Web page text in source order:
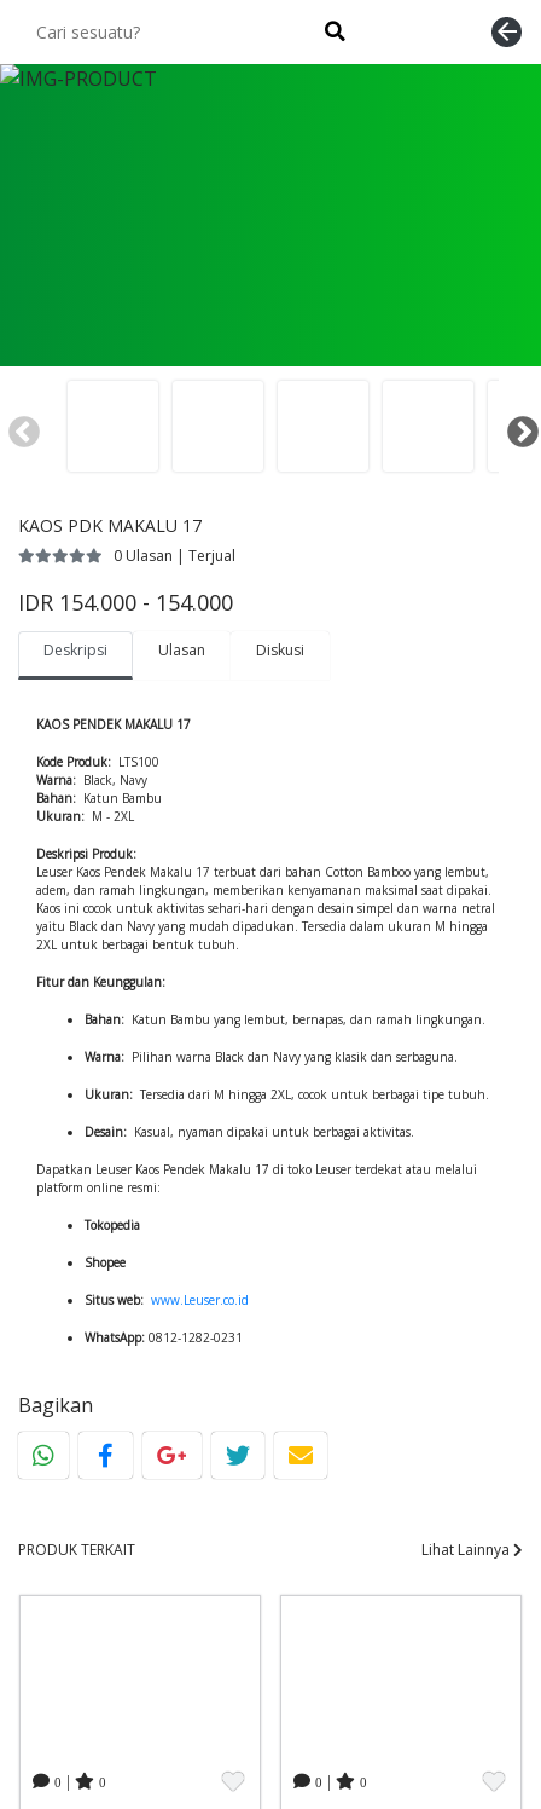
arrow_back
KAOS PDK MAKALU 17
0 Ulasan | Terjual
IDR 154.000 - 154.000
Deskripsi Ulasan Diskusi
KAOS PENDEK MAKALU 17
Kode Produk: LTS100
Warna: Black, Navy
Bahan: Katun Bambu
Ukuran: M - 2XL
Deskripsi Produk:
Leuser Kaos Pendek Makalu 17 terbuat dari bahan Cotton Bamboo yang lembut,
adem, dan ramah lingkungan, memberikan kenyamanan maksimal saat dipakai.
Kaos ini cocok untuk aktivitas sehari-hari dengan desain simpel dan warna netral
yaitu Black dan Navy yang mudah dipadukan. Tersedia dalam ukuran M hingga
2XL untuk berbagai bentuk tubuh.
Fitur dan Keunggulan:
Bahan: Katun Bambu yang lembut, bernapas, dan ramah lingkungan.
Warna: Pilihan warna Black dan Navy yang klasik dan serbaguna.
Ukuran: Tersedia dari M hingga 2XL, cocok untuk berbagai tipe tubuh.
Desain: Kasual, nyaman dipakai untuk berbagai aktivitas.
Dapatkan Leuser Kaos Pendek Makalu 17 di toko Leuser terdekat atau melalui
platform online resmi:
Tokopedia
Shopee
Situs web: www.Leuser.co.id
WhatsApp: 0812-1282-0231
Bagikan
PRODUK TERKAIT Lihat Lainnya
0 0 0 0